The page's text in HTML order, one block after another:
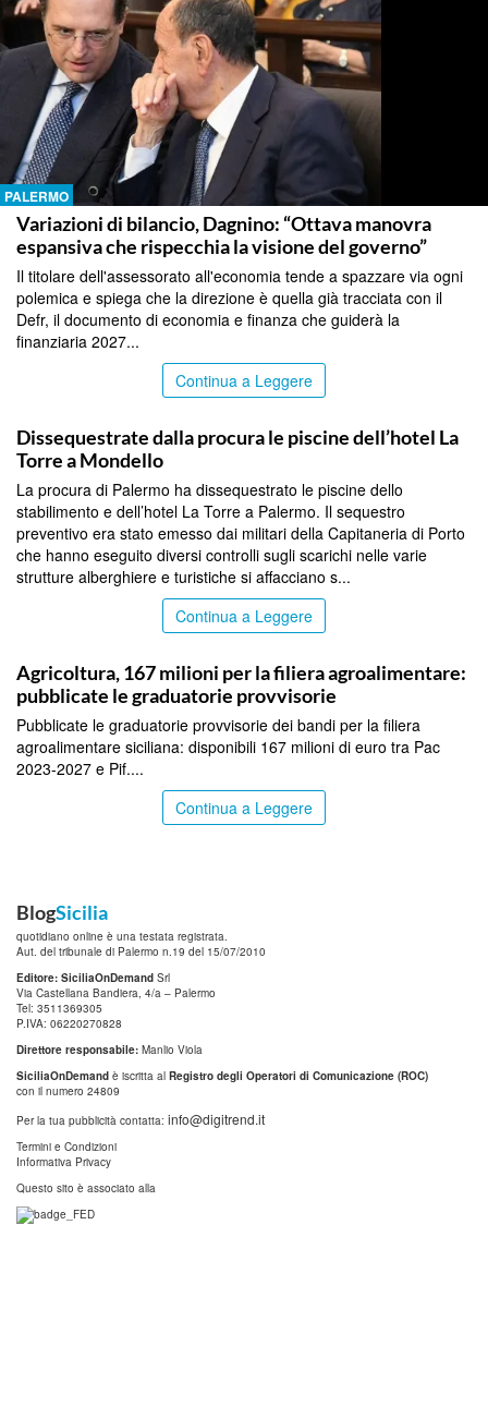
PALERMO
Variazioni di bilancio, Dagnino: “Ottava manovra
espansiva che rispecchia la visione del governo”
Il titolare dell'assessorato all'economia tende a spazzare via ogni
polemica e spiega che la direzione è quella già tracciata con il
Defr, il documento di economia e finanza che guiderà la
finanziaria 2027...
Continua a Leggere
Dissequestrate dalla procura le piscine dell’hotel La
Torre a Mondello
La procura di Palermo ha dissequestrato le piscine dello
stabilimento e dell’hotel La Torre a Palermo. Il sequestro
preventivo era stato emesso dai militari della Capitaneria di Porto
che hanno eseguito diversi controlli sugli scarichi nelle varie
strutture alberghiere e turistiche si affacciano s...
Continua a Leggere
Agricoltura, 167 milioni per la filiera agroalimentare:
pubblicate le graduatorie provvisorie
Pubblicate le graduatorie provvisorie dei bandi per la filiera
agroalimentare siciliana: disponibili 167 milioni di euro tra Pac
2023-2027 e Pif....
Continua a Leggere
BlogSicilia
quotidiano online è una testata registrata.
Aut. del tribunale di Palermo n.19 del 15/07/2010
Editore: SiciliaOnDemand Srl
Via Castellana Bandiera, 4/a – Palermo
Tel: 3511369305
P.IVA: 06220270828
Direttore responsabile: Manlio Viola
SiciliaOnDemand è iscritta al Registro degli Operatori di Comunicazione (ROC)
con il numero 24809
Per la tua pubblicità contatta: info@digitrend.it
Termini e Condizioni
Informativa Privacy
Questo sito è associato alla